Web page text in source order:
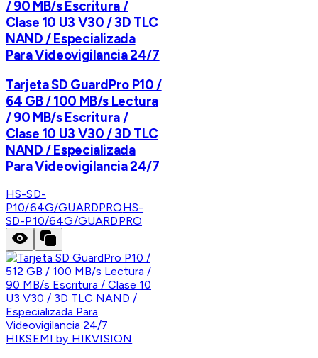
/ 90 MB/s Escritura /
Clase 10 U3 V30 / 3D TLC
NAND / Especializada
Para Videovigilancia 24/7
Tarjeta SD GuardPro P10 /
64 GB / 100 MB/s Lectura
/ 90 MB/s Escritura /
Clase 10 U3 V30 / 3D TLC
NAND / Especializada
Para Videovigilancia 24/7
HS-SD-
P10/64G/GUARDPROHS-
SD-P10/64G/GUARDPRO
HIKSEMI by HIKVISION